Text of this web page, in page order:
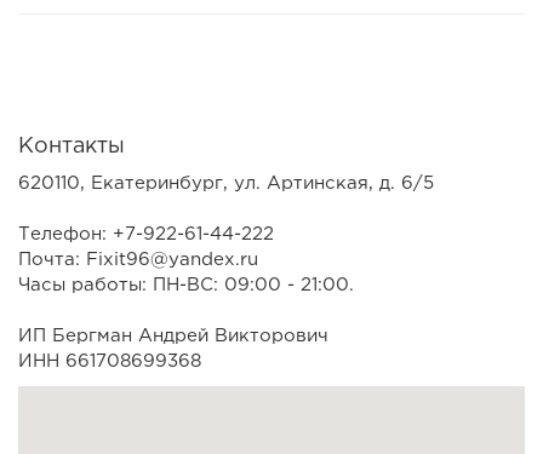
Контакты
620110, Екатеринбург, ул. Артинская, д. 6/5
Телефон: +7-922-61-44-222
Почта: Fixit96@yandex.ru
Часы работы: ПН-ВС: 09:00 - 21:00.
ИП Бергман Андрей Викторович
ИНН 661708699368